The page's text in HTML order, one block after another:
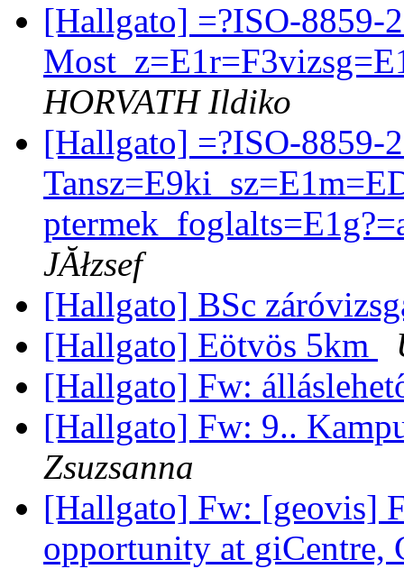
[Hallgato] =?ISO-8859-
HORVATH Ildiko
[Hallgato] =?ISO-8859-
JĂłzsef
[Hallgato] BSc
[Hallgato] Eötvös 5km
[Hallgato] Fw:
[Hallgato] Fw: 9..
Zsuzsanna
[Hallgato] Fw: [geovis]
opportunity at